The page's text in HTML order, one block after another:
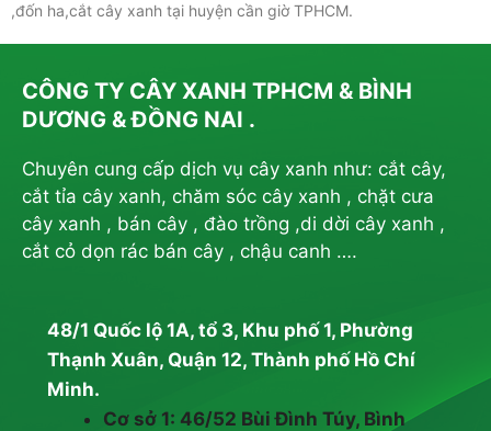
,đốn ha,cắt cây xanh tại huyện cần giờ TPHCM.
CÔNG TY CÂY XANH TPHCM & BÌNH
DƯƠNG & ĐỒNG NAI .
Chuyên cung cấp dịch vụ cây xanh như: cắt cây,
cắt tỉa cây xanh, chăm sóc cây xanh , chặt cưa
cây xanh , bán cây , đào trồng ,di dời cây xanh ,
cắt cỏ dọn rác bán cây , chậu canh ….
48/1 Quốc lộ 1A, tổ 3, Khu phố 1, Phường
Thạnh Xuân, Quận 12, Thành phố Hồ Chí
Minh.
Cơ sở 1: 46/52 Bùi Đình Túy, Bình